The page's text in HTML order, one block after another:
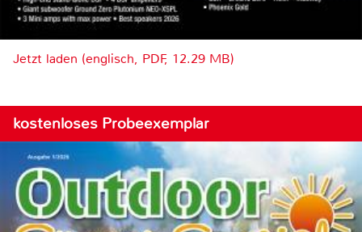
Jetzt laden (englisch, PDF, 12.29 MB)
kostenloses Probeexemplar